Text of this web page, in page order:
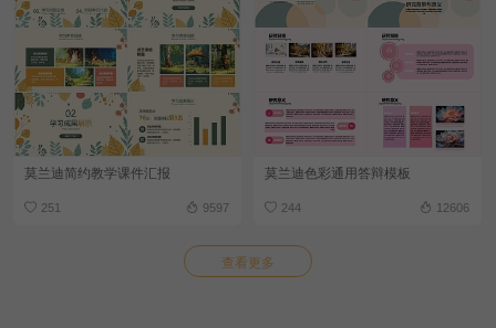
莫兰迪简约教学课件汇报
251 9597
莫兰迪色彩通用答辩模板
244 12606
查看更多